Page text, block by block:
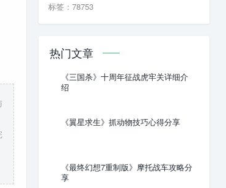
标签：78753
热门文章
《三国杀》十周年征战虎牢关详细介
绍
《翼星求生》抓动物技巧心得分享
《最终幻想7重制版》摩托战车攻略分
享